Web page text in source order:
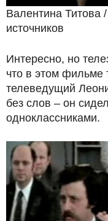
Валентина Титова
источников
Интересно, но
что в этом фильме
телеведущий
без слов – он
одноклассниками.